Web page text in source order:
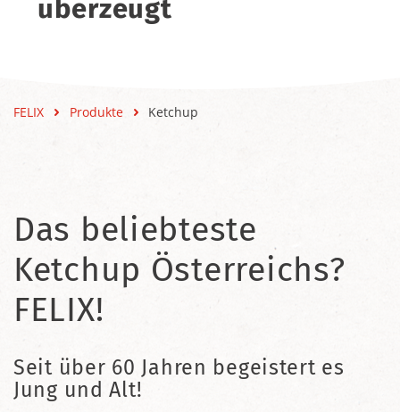
überzeugt
FELIX Produkte Ketchup
Das beliebteste
Ketchup Österreichs?
FELIX!
Seit über 60 Jahren begeistert es
Jung und Alt!